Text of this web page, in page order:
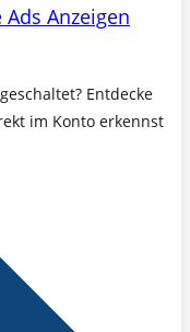
Anzeigen
Entdecke
im Konto erkennst